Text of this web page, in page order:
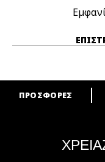
ARE YOU A
ΠΡΟΣΦΟΡΕΣ